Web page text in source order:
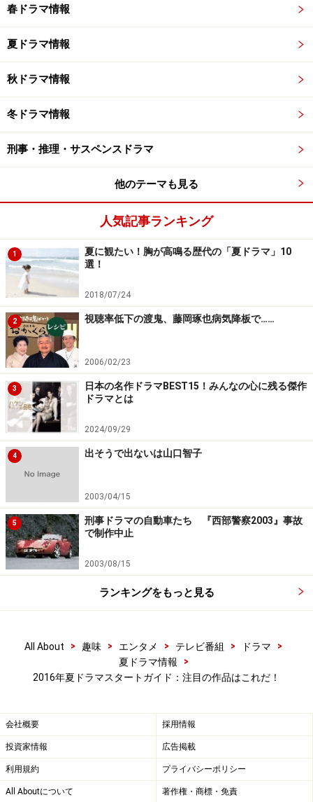
HOPE～期待ゼロの新入社員～
■フジテレビ系 日曜21時 7月17日スタート
公式サイトより http://www.fujitv.co.jp/hope/index.html
お仕事ものではもう一つ、フジ系日曜21時『HOPE～期
待ゼロの新入社員～』。プロの囲碁棋士を目指していた
一ノ瀬(中島裕翔)だが22才の年齢制限により挫折。総合
商社への採用を目指して一ヶ月のインターンシップで懸
命に働く姿を描きます。
夏は事件もの
外に遊びにいくことが多い夏は一話完結の事件・ミステ
リーものが有利です。
ON 異常犯罪捜査官・藤堂比奈子
■フジテレビ系 火曜22時 7月12日スタート(初回は21時か
春ドラマ情報
夏ドラマ情報
秋ドラマ情報
冬ドラマ情報
刑事・推理・サスペンスドラマ
他のテーマも見る
人気記事ランキング
1
夏に観たい！胸が高鳴る歴代の「夏ドラマ」10
選！
2018/07/24
2 視聴率低下の渡鬼、藤岡琢也病気降板で……
2006/02/23
3
日本の名作ドラマBEST15！みんなの心に残る傑作
ドラマとは
2024/09/29
4 出そうで出ないは山口智子
2003/04/15
5
刑事ドラマの自動車たち 『西部警察2003』事故
で制作中止
2003/08/15
ランキングをもっと見る
All About > 趣味 > エンタメ > テレビ番組 > ドラマ
>
夏ドラマ情報
>
2016年夏ドラマスタートガイド：注目の作品はこれだ！
会社概要 採用情報
投資家情報 広告掲載
利用規約 プライバシーポリシー
All Aboutについて 著作権・商標・免責